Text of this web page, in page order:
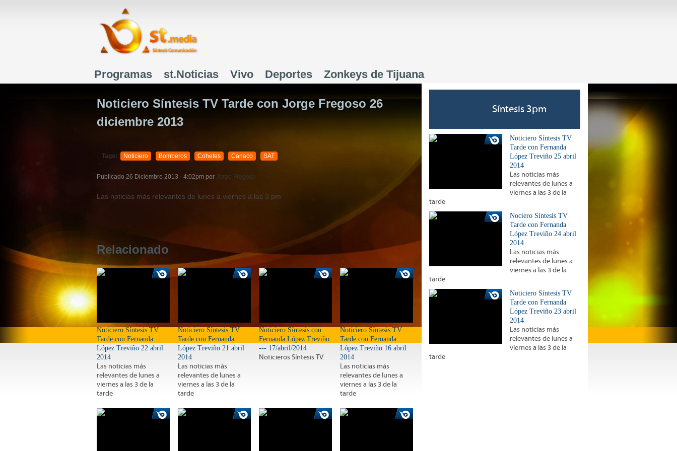
Menú principal
Programas st.Noticias Vivo Deportes Zonkeys de Tijuana
Noticiero Síntesis TV Tarde con Jorge Fregoso 26
diciembre 2013
Tags: Noticiero Bomberos Cohetes Canaco
SAT
Publicado 26 Diciembre 2013 - 4:02pm por Jorge Fregoso
Las noticias más relevantes de lunes a viernes a las 3 pm
Relacionado
Noticiero Síntesis TV
Tarde con Fernanda
López Treviño 22 abril
2014
Las noticias más
relevantes de lunes a
viernes a las 3 de la
tarde
Noticiero Síntesis TV
Tarde con Fernanda
López Treviño 21 abril
2014
Las noticias más
relevantes de lunes a
viernes a las 3 de la
tarde
Noticiero Síntesis con
Fernanda López Treviño
--- 17/abril/2014
Noticieros Síntesis TV.
Noticiero Síntesis TV
Tarde con Fernanda
López Treviño 16 abril
2014
Las noticias más
relevantes de lunes a
viernes a las 3 de la
tarde
Síntesis 3pm
Noticiero Síntesis TV
Tarde con Fernanda
López Treviño 25 abril
2014
Las noticias más
relevantes de lunes a
viernes a las 3 de la
tarde
Nociero Síntesis TV
Tarde con Fernanda
López Treviño 24 abril
2014
Las noticias más
relevantes de lunes a
viernes a las 3 de la
tarde
Noticiero Síntesis TV
Tarde con Fernanda
López Treviño 23 abril
2014
Las noticias más
relevantes de lunes a
viernes a las 3 de la
tarde